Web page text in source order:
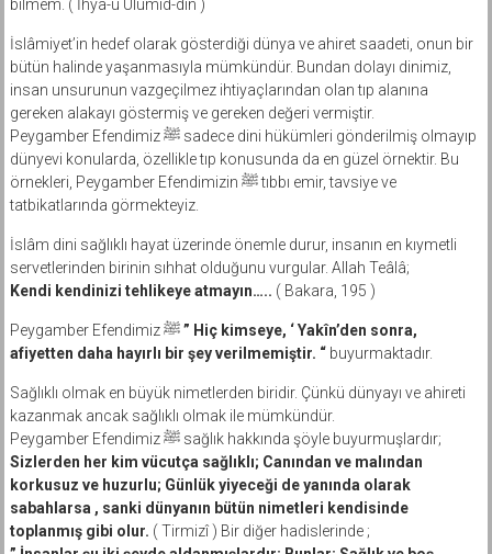
bilmem. ( İhyâ-u Ulûmid-dîn )
İslâmiyet’in hedef olarak gösterdiği dünya ve ahiret saadeti, onun bir
bütün halinde yaşanmasıyla mümkündür. Bundan dolayı dinimiz,
insan unsurunun vazgeçilmez ihtiyaçlarından olan tıp alanına
gereken alakayı göstermiş ve gereken değeri vermiştir.
Peygamber Efendimiz ﷺ sadece dini hükümleri gönderilmiş olmayıp
dünyevi konularda, özellikle tıp konusunda da en güzel örnektir. Bu
örnekleri, Peygamber Efendimizin ﷺ tıbbı emir, tavsiye ve
tatbikatlarında görmekteyiz.
İslâm dini sağlıklı hayat üzerinde önemle durur, insanın en kıymetli
servetlerinden birinin sıhhat olduğunu vurgular. Allah Teâlâ;
Kendi kendinizi tehlikeye atmayın….. ( Bakara, 195 )
Peygamber Efendimiz ﷺ” Hiç kimseye, ‘ Yakîn’den sonra,
afiyetten daha hayırlı bir şey verilmemiştir. “buyurmaktadır.
Sağlıklı olmak en büyük nimetlerden biridir. Çünkü dünyayı ve ahireti
kazanmak ancak sağlıklı olmak ile mümkündür.
Peygamber Efendimiz ﷺ sağlık hakkında şöyle buyurmuşlardır;
Sizlerden her kim vücutça sağlıklı; Canından ve malından
korkusuz ve huzurlu; Günlük yiyeceği de yanında olarak
sabahlarsa , sanki dünyanın bütün nimetleri kendisinde
toplanmış gibi olur. ( Tirmizî ) Bir diğer hadislerinde ;